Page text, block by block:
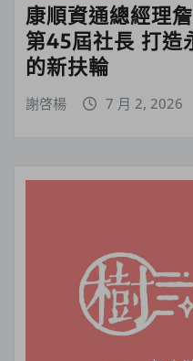
康順資通總經理
第45屆社長 打造
的新扶輪
謝啓楊 7 月 2, 2026